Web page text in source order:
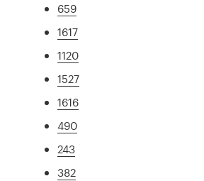
659
1617
1120
1527
1616
490
243
382